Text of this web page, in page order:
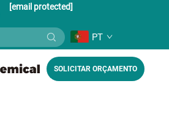
[email protected]
PT
SOLICITAR ORÇAMENTO